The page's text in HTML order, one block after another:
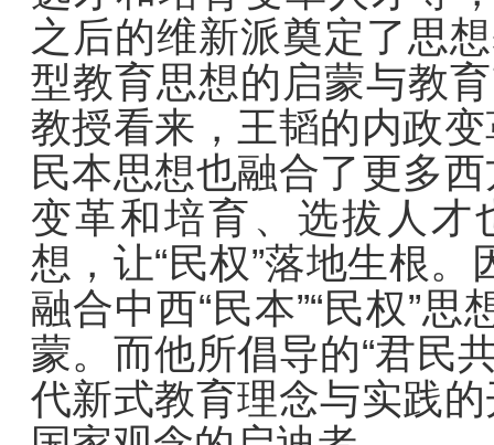
之后的维新派奠定了思
型教育思想的启蒙与教
教授看来，王韬的内政
民本思想也融合了更多
变革和培育、选拔人才
想，让“民权”落地生根
融合中西“民本”“民权”
蒙。而他所倡导的“君民
代新式教育理念与实践